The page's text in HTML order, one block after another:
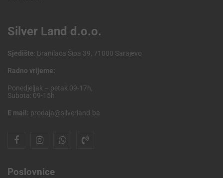
Silver Land d.o.o.
Sjedište: Branilaca Šipa 39, 71000 Sarajevo
Radno vrijeme:
Ponedjeljak – petak 09-17h,
Subota: 09-15h
E mail: prodaja@silverland.ba
Poslovnice